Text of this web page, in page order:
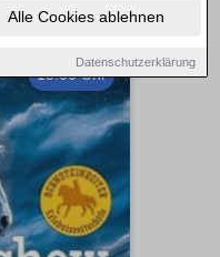
Alle Cookies ablehnen
Datenschutzerklärung
19:00 Uhr